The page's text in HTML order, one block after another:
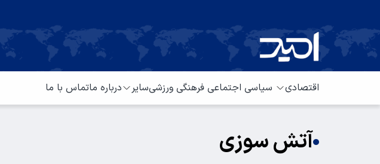
اقتصادی سیاسی اجتماعی فرهنگی ورزشیسایر درباره ماتماس با ما
آتش سوزی